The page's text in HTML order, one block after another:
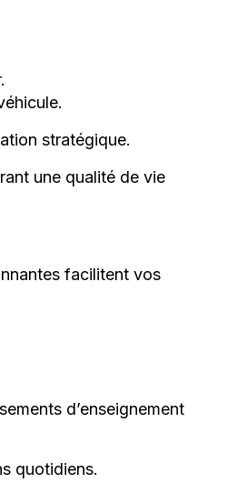
stratégique.
une qualité de vie
facilitent vos
d’enseignement
quotidiens.